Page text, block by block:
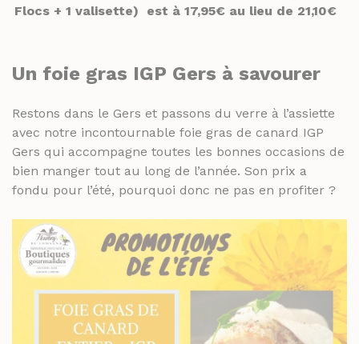
Flocs + 1 valisette) est à 17,95€ au lieu de 21,10€
Un foie gras IGP Gers à savourer
Restons dans le Gers et passons du verre à l’assiette
avec notre incontournable foie gras de canard IGP
Gers qui accompagne toutes les bonnes occasions de
bien manger tout au long de l’année. Son prix a
fondu pour l’été, pourquoi donc ne pas en profiter ?